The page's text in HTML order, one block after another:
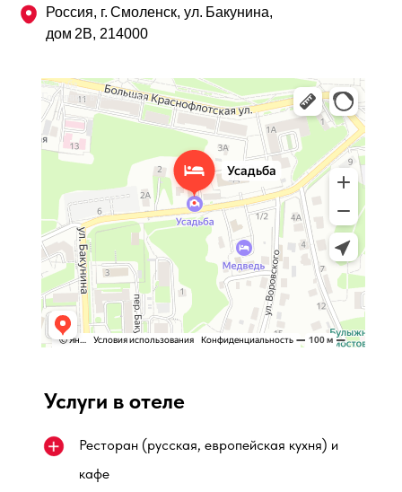
Россия, г. Смоленск, ул. Бакунина,
дом 2В, 214000
Усадьба
Гостиница в Смоленске
Ресторан (русская, европейская кухня) и
кафе
Услуги в отеле